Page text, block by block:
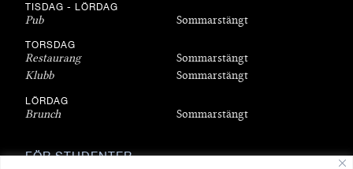
TISDAG - LÖRDAG
Pub Sommarstängt
TORSDAG
Restaurang
Klubb
Sommarstängt
Sommarstängt
LÖRDAG
Brunch Sommarstängt
FÖR STUDENTER